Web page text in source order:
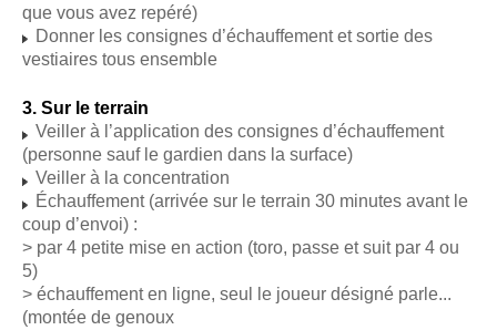
que vous avez repéré)
Donner les consignes d’échauffement et sortie des
vestiaires tous ensemble
3. Sur le terrain
Veiller à l’application des consignes d’échauffement
(personne sauf le gardien dans la surface)
Veiller à la concentration
Échauffement (arrivée sur le terrain 30 minutes avant le
coup d’envoi) :
> par 4 petite mise en action (toro, passe et suit par 4 ou
5)
> échauffement en ligne, seul le joueur désigné parle...
(montée de genoux